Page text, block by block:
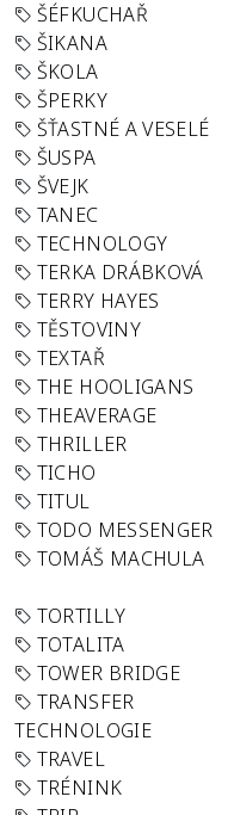
ŠÉFKUCHAŘ
ŠIKANA
ŠKOLA
ŠPERKY
ŠŤASTNÉ A VESELÉ
ŠUSPA
ŠVEJK
TANEC
TECHNOLOGY
TERKA DRÁBKOVÁ
TERRY HAYES
TĚSTOVINY
TEXTAŘ
THE HOOLIGANS
THEAVERAGE
THRILLER
TICHO
TITUL
TODO MESSENGER
TOMÁŠ MACHULA
TORTILLY
TOTALITA
TOWER BRIDGE
TRANSFER
TECHNOLOGIE
TRAVEL
TRÉNINK